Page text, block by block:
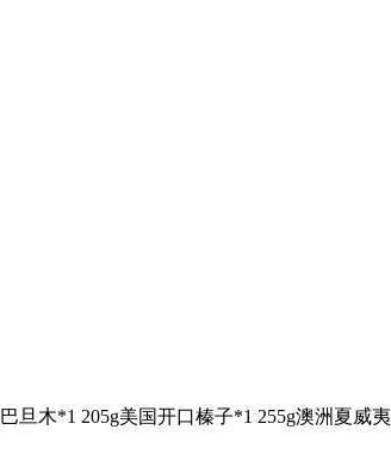
旦木*1 205g美国开口榛子*1 255g澳洲夏威